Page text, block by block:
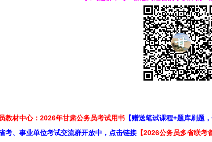
教材中心：2026年甘肃公务员考试用书 【赠送笔试课程+题库刷题
考、事业单位考试交流群开放中，点击链接 【2026公务员多省联考